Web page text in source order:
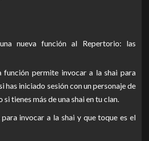
nueva función al Repertorio: las
función permite invocar a la shai para
has iniciado sesión con un personaje de
si tienes más de una shai en tu clan.
invocar a la shai y que toque es el